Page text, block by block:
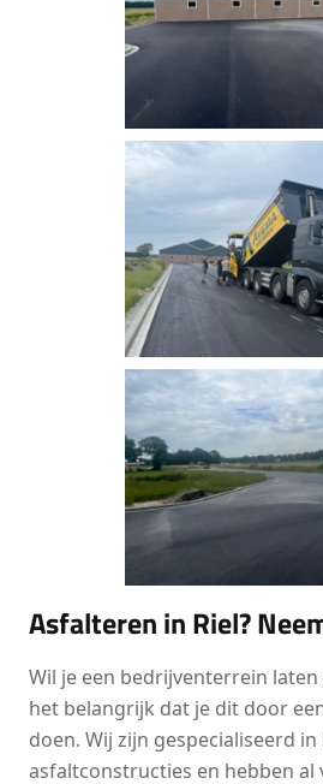
Asfalteren in Riel?
Wil je een bedrijventerrein laten
het belangrijk dat je dit door
doen. Wij zijn gespecialiseerd
asfaltconstructies en hebben al